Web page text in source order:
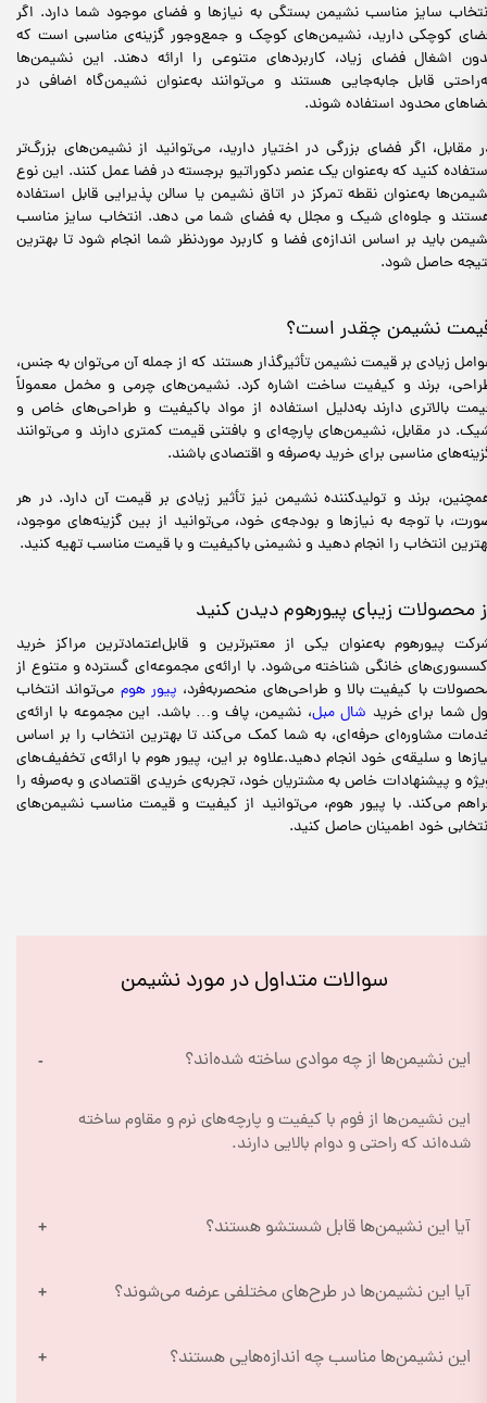
سایز مناسب نشیمن بستگی به نیازها و فضای موجود شما دارد. اگر
کوچکی دارید، نشیمن‌های کوچک و جمع‌وجور گزینه‌ی مناسبی است که
اشغال فضای زیاد، کاربردهای متنوعی را ارائه دهند. این نشیمن‌ها
قابل جابه‌جایی هستند و می‌توانند به‌عنوان نشیمن‌گاه اضافی در
محدود استفاده شوند.
مقابل، اگر فضای بزرگی در اختیار دارید، می‌توانید از نشیمن‌های بزرگ‌تر
کنید که به‌عنوان یک عنصر دکوراتیو برجسته در فضا عمل کنند. این نوع
به‌عنوان نقطه تمرکز در اتاق نشیمن یا سالن پذیرایی قابل استفاده
و جلوه‌ای شیک و مجلل به فضای شما می دهد. انتخاب سایز مناسب
باید بر اساس اندازه‌ی فضا و کاربرد موردنظر شما انجام شود تا بهترین
حاصل شود.
نشیمن چقدر است؟
زیادی بر قیمت نشیمن تأثیرگذار هستند که از جمله آن‌ می‌توان به جنس،
برند و کیفیت ساخت اشاره کرد. نشیمن‌های چرمی و مخمل معمولاً
بالاتری دارند به‌دلیل استفاده از مواد باکیفیت و طراحی‌های خاص و
در مقابل، نشیمن‌های پارچه‌ای و بافتنی قیمت کمتری دارند و می‌توانند
مناسبی برای خرید به‌صرفه و اقتصادی باشند.
برند و تولیدکننده نشیمن نیز تأثیر زیادی بر قیمت آن دارد. در هر
با توجه به نیازها و بودجه‌ی خود، می‌توانید از بین گزینه‌های موجود،
انتخاب را انجام دهید و نشیمنی باکیفیت و با قیمت مناسب تهیه کنید.
محصولات زیبای پیورهوم دیدن کنید
پیورهوم به‌عنوان یکی از معتبرترین و قابل‌اعتمادترین مراکز خرید
خانگی شناخته می‌شود. با ارائه‌ی مجموعه‌ای گسترده و متنوع از
با کیفیت بالا و طراحی‌های منحصر‌به‌فرد، پیور هوم می‌تواند انتخاب
شما برای خرید شال مبل، نشیمن، پاف و… باشد. این مجموعه با ارائه‌ی
مشاوره‌ای حرفه‌ای، به شما کمک می‌کند تا بهترین انتخاب را بر اساس
و سلیقه‌ی خود انجام دهید.علاوه بر این، پیور هوم با ارائه‌ی تخفیف‌های
و پیشنهادات خاص به مشتریان خود، تجربه‌ی خریدی اقتصادی و به‌صرفه را
می‌کند. با پیور هوم، می‌توانید از کیفیت و قیمت مناسب نشیمن‌های
خود اطمینان حاصل کنید.
سوالات متداول در مورد نشیمن
این نشیمن‌ها از چه موادی ساخته شده‌اند؟
شده‌اند که راحتی و دوام بالایی دارند.
آیا این نشیمن‌ها قابل شستشو هستند؟
آیا این نشیمن‌ها در طرح‌های مختلفی عرضه می‌شوند؟
این نشیمن‌ها مناسب چه اندازه‌هایی هستند؟